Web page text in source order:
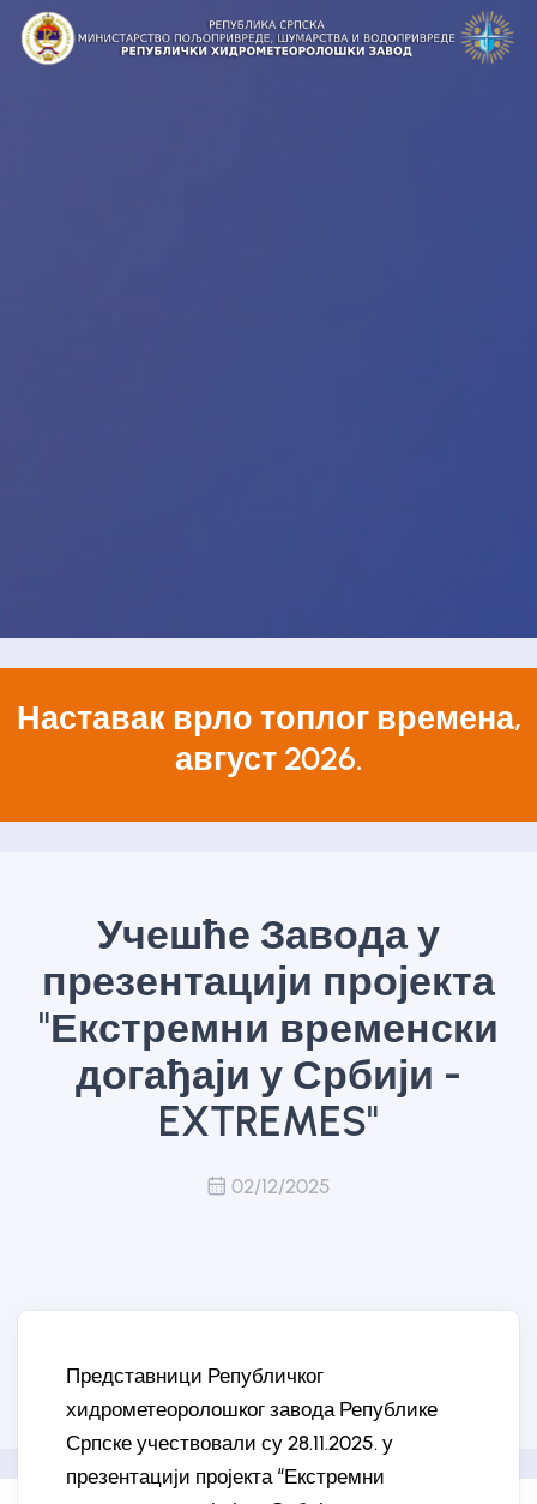
Наставак врло топлог времена,
август 2026.
Учешће Завода у
презентацији пројекта
"Екстремни временски
догађаји у Србији -
EXTREMES"
02/12/2025
Представници Републичког
хидрометеоролошког завода Републике
Српске учествовали су 28.11.2025. у
презентацији пројекта “Екстремни